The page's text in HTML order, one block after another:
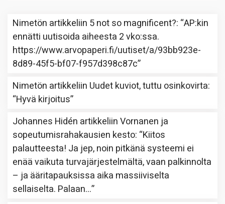
Nimetön artikkeliin 5 not so magnificent?: “AP:kin
ennätti uutisoida aiheesta 2 vko:ssa.
https://www.arvopaperi.fi/uutiset/a/93bb923e-
8d89-45f5-bf07-f957d398c87c”
Nimetön artikkeliin Uudet kuviot, tuttu osinkovirta:
“Hyvä kirjoitus”
Johannes Hidén artikkeliinVornanen ja
sopeutumisrahakausien kesto: “Kiitos
palautteesta! Ja jep, noin pitkänä systeemi ei
enää vaikuta turvajärjestelmältä, vaan palkinnolta
– ja ääritapauksissa aika massiiviselta
sellaiselta. Palaan…”